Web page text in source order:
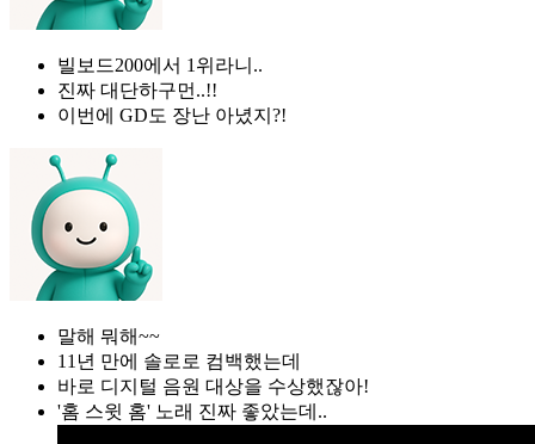
빌보드200에서 1위라니..
진짜 대단하구먼..!!
이번에 GD도 장난 아녔지?!
말해 뭐해~~
11년 만에 솔로로 컴백했는데
바로 디지털 음원 대상을 수상했잖아!
'홈 스윗 홈' 노래 진짜 좋았는데..